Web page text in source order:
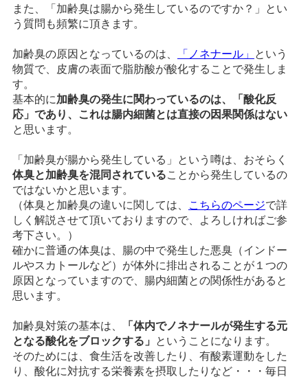
また、「加齢臭は腸から発生しているのですか？」とい
う質問も頻繁に頂きます。
加齢臭の原因となっているのは、 「ノネナール」
という
物質で、皮膚の表面で脂肪酸が酸化することで発生しま
す。
基本的に加齢臭の発生に関わっているのは、「酸化反
応」であり、これは腸内細菌とは直接の因果関係はない
と思います。
「加齢臭が腸から発生している」という噂は、おそらく
体臭と加齢臭を混同されていることから発生しているの
ではないかと思います。
（体臭と加齢臭の違いに関しては、
こちらのページで詳
しく解説させて頂いておりますので、よろしければご参
考下さい。）
確かに普通の体臭は、腸の中で発生した悪臭（インドー
ルやスカトールなど）が体外に排出されることが１つの
原因となっていますので、腸内細菌との関係性があると
思います。
加齢臭対策の基本は、
「体内でノネナールが発生する元
となる酸化をブロックする」
ということになります。
そのためには、食生活を改善したり、有酸素運動をした
り、酸化に対抗する栄養素を摂取したりなど・・・毎日